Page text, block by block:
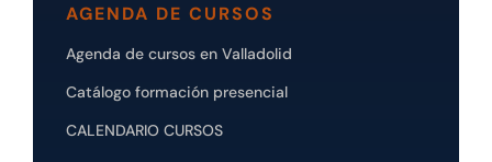
AGENDA DE CURSOS
Agenda de cursos en Valladolid
Catálogo formación presencial
CALENDARIO CURSOS